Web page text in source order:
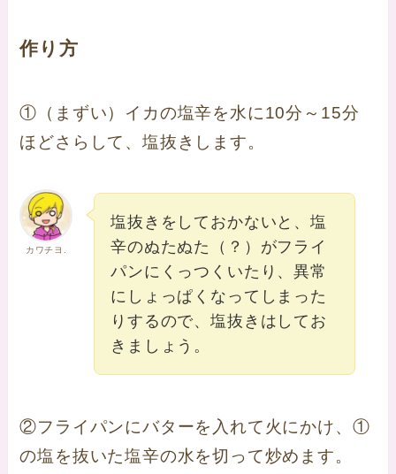
作り方
①（まずい）イカの塩辛を水に10分～15分
ほどさらして、塩抜きします。
カワチヨ.
塩抜きをしておかないと、塩
辛のぬたぬた（？）がフライ
パンにくっつくいたり、異常
にしょっぱくなってしまった
りするので、塩抜きはしてお
きましょう。
②フライパンにバターを入れて火にかけ、①
の塩を抜いた塩辛の水を切って炒めます。